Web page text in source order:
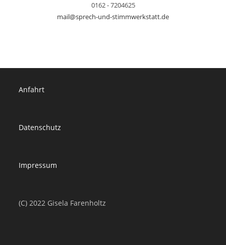
0162 - 7204625
mail@sprech-und-stimmwerkstatt.de
Anfahrt
Datenschutz
Impressum
(C) 2022 Gisela Farenholtz